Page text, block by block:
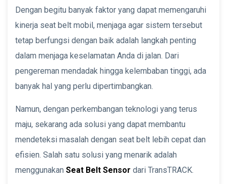
Dengan begitu banyak faktor yang dapat memengaruhi
kinerja seat belt mobil, menjaga agar sistem tersebut
tetap berfungsi dengan baik adalah langkah penting
dalam menjaga keselamatan Anda di jalan. Dari
pengereman mendadak hingga kelembaban tinggi, ada
banyak hal yang perlu dipertimbangkan.
Namun, dengan perkembangan teknologi yang terus
maju, sekarang ada solusi yang dapat membantu
mendeteksi masalah dengan seat belt lebih cepat dan
efisien. Salah satu solusi yang menarik adalah
menggunakan Seat Belt Sensor dari TransTRACK.